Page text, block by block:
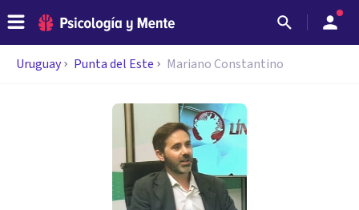
Uruguay Punta del Este Mariano Constantino